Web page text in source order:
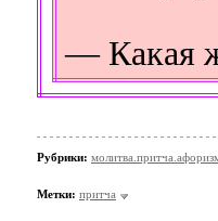
— Какая
Рубрики:
Метки: притча